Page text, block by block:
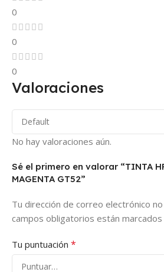
0
0
0
Valoraciones
No hay valoraciones aún.
Sé el primero en valorar “TINTA
MAGENTA GT52”
Tu dirección de correo electrónico
campos obligatorios están marcados
Tu puntuación *